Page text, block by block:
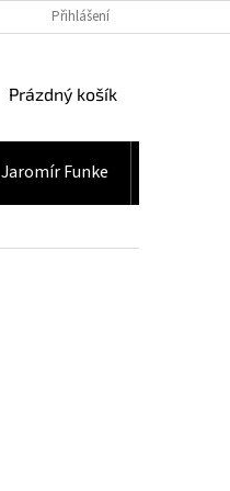
Přihlášení
NÁKUPNÍ
Prázdný košík
Jaromír Funke